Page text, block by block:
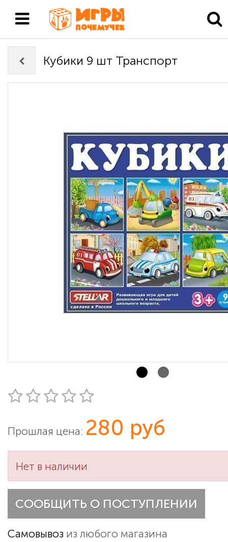
Кубики 9 шт Транспорт
Прошлая цена: 280 руб
Нет в наличии
СООБЩИТЬ О ПОСТУПЛЕНИИ
Самовывоз из любого магазина